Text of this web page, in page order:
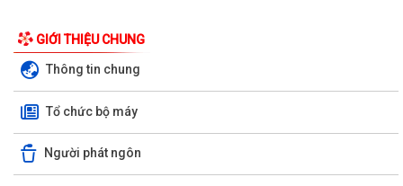
GIỚI THIỆU CHUNG
Thông tin chung
Tổ chức bộ máy
Người phát ngôn